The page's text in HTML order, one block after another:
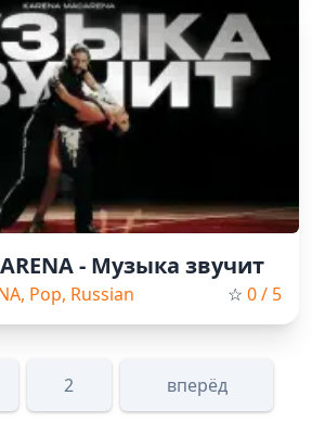
- Музыка звучит
Pop, Russian
☆ 0/ 5
2 вперёд